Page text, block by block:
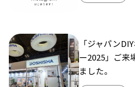
「ジャパン
ー2025」ご来
ました。